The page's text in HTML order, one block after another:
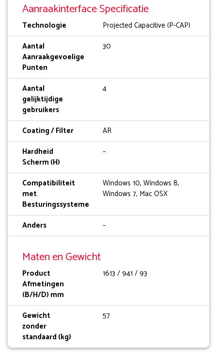
Aanraakinterface Specificatie
Technologie
Projected Capacitive (P-CAP)
Aantal
Aanraakgevoelige
Punten
30
Aantal
gelijktijdige
gebruikers
4
Coating / Filter
AR
Hardheid
Scherm (H)
–
Compatibiliteit
met
Besturingssysteme
Windows 10, Windows 8,
Windows 7, Mac OSX
Anders –
Maten en Gewicht
Product
Afmetingen
(B/H/D) mm
1613 / 941 / 93
Gewicht
zonder
standaard (kg)
57